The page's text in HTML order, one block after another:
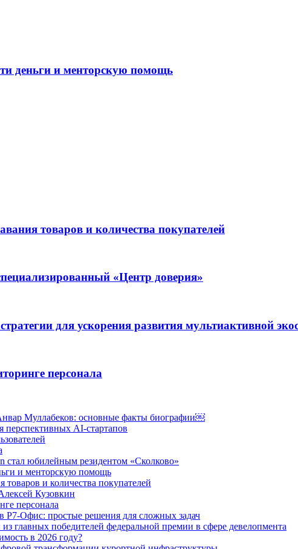
деньги и менторскую помощь
товаров и количества покупателей
«Центр доверия»
для ускорения развития мультиактивной
персонала
Муллабеков: основные факты биографии￼
AI-стартапов
стал юбилейным резидентом «Сколково»
и менторскую помощь
товаров и количества покупателей
Кузовкин
персонала
Р7-Офис: простые решения для сложных задач
главных победителей федеральной премии в сфере девелопмента
в 2026 году?